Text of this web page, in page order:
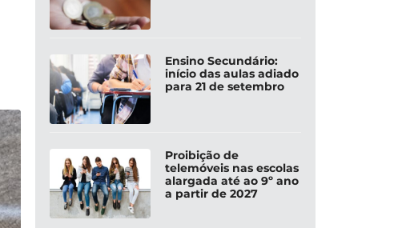
Ensino Secundário:
início das aulas adiado
para 21 de setembro
Proibição de
telemóveis nas escolas
alargada até ao 9º ano
a partir de 2027